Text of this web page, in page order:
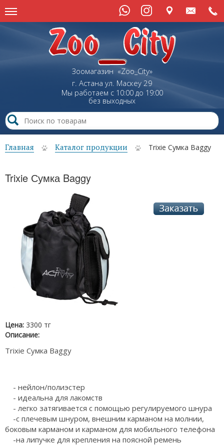
Зоомагазин «Zoo_City»
г. Астана ул. Маскеу29
Мы работаем с 10:00 до 19:00
без выходных
Главная Каталог продукции Trixie Сумка Baggy
Trixie Сумка Baggy
Цена: 3300 тг
Описание:
Trixie Сумка Baggy
- нейлон/полиэстер
- идеальна для лакомств
- легко затягивается с помощью регулируемого шнура
-с плечевым шнуром, внешним карманом на молнии,
боковым карманом и карманом для мобильного телефона
-на липучке для крепления на поясной ремень